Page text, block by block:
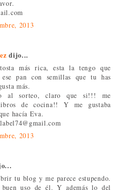
2013
dijo...
más rica, esta la tengo que
pan con semillas que tu has
más.
al sorteo, claro que si!!! me
de cocina!! Y me gustaba
hacía Eva.
2013
tu blog y me parece estupendo.
buen uso de él. Y además lo del